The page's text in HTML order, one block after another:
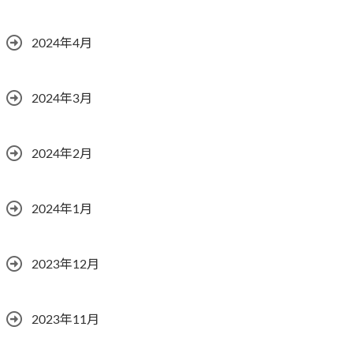
2024年4月
2024年3月
2024年2月
2024年1月
2023年12月
2023年11月